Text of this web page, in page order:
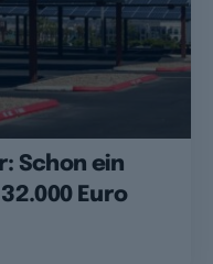
Schon ein
Euro